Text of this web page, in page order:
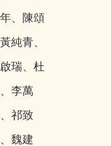
、陳頌
純青、
瑞、杜
李萬
祁致
魏建